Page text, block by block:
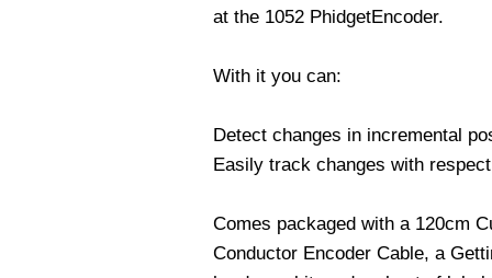
at the 1052 PhidgetEncoder.
With it you can:
Detect changes in incremental
Easily track changes with
Comes packaged with a 120cm
Conductor Encoder Cable, a